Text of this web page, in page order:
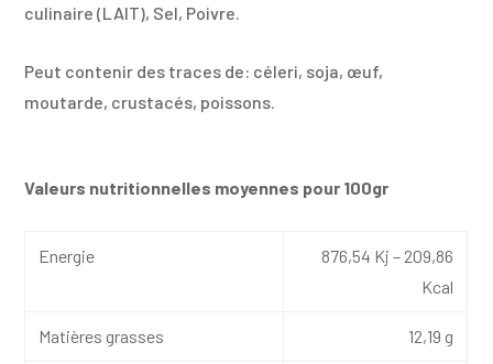
culinaire (LAIT), Sel, Poivre.
Peut contenir des traces de: céleri, soja, œuf,
moutarde, crustacés, poissons.
Valeurs nutritionnelles moyennes pour 100gr
Energie
876,54 Kj – 209,86
Kcal
Matières grasses 12,19 g